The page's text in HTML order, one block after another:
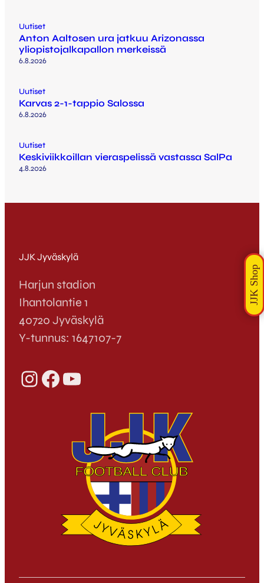
Uutiset
Anton Aaltosen ura jatkuu Arizonassa
yliopistojalkapallon merkeissä
6.8.2026
Uutiset
Karvas 2-1-tappio Salossa
6.8.2026
Uutiset
Keskiviikkoillan vieraspelissä vastassa SalPa
4.8.2026
JJK Jyväskylä
Harjun stadion
Ihantolantie 1
40720 Jyväskylä
Y-tunnus: 1647107-7
InstagramFacebook YouTube